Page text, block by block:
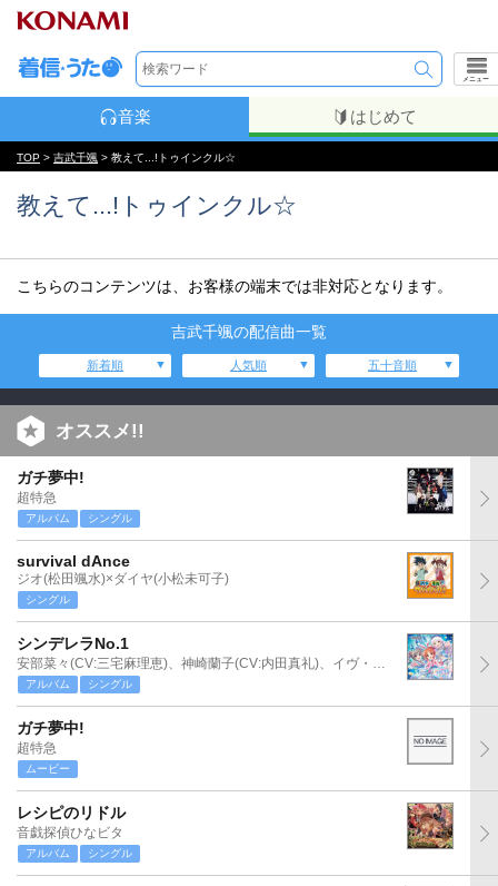
メニュー
音楽 はじめて
TOP > 吉武千颯 > 教えて...!トゥインクル☆
教えて...!トゥインクル☆
こちらのコンテンツは、お客様の端末では非対応となります。
吉武千颯の配信曲一覧
新着順 人気順 五十音順
オススメ!!
ガチ夢中!
超特急
アルバム シングル
survival dAnce
ジオ(松田颯水)×ダイヤ(小松未可子)
シングル
シンデレラNo.1
安部菜々(CV:三宅麻理恵)、神崎蘭子(CV:内田真礼)、イヴ・サンタクロース(CV:松永あかね)
アルバム シングル
ガチ夢中!
超特急
ムービー
レシピのリドル
音戯探偵ひなビタ
アルバム シングル